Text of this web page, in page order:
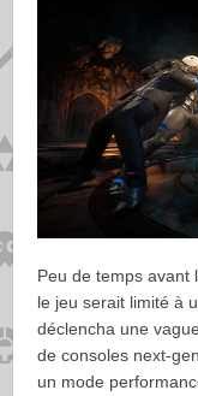
Peu de temps avant
le jeu serait limité à
déclencha une
de consoles next-
un mode